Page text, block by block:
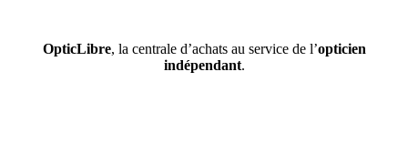
OpticLibre, la centrale d’achats au service de l’opticien
indépendant.